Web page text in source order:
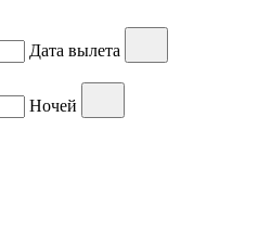
Дата вылета
Ночей